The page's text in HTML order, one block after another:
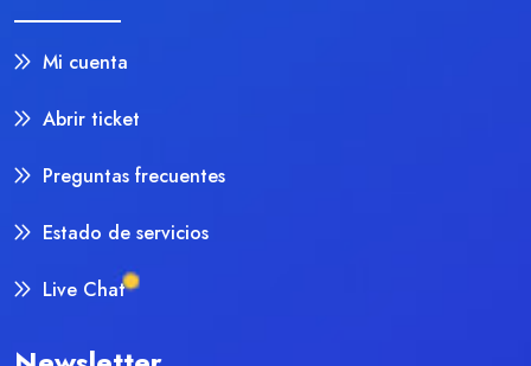
Mi cuenta
Abrir ticket
Preguntas frecuentes
Estado de servicios
Live Chat